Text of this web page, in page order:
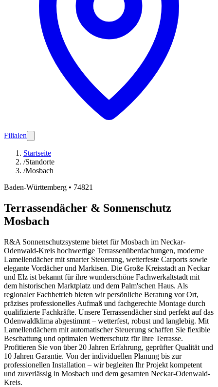
Filialen
Startseite
/Standorte
/Mosbach
Baden-Württemberg • 74821
Terrassendächer & Sonnenschutz
Mosbach
R&A Sonnenschutzsysteme bietet für Mosbach im Neckar-
Odenwald-Kreis hochwertige Terrassenüberdachungen, moderne
Lamellendächer mit smarter Steuerung, wetterfeste Carports sowie
elegante Vordächer und Markisen. Die Große Kreisstadt an Neckar
und Elz ist bekannt für ihre wunderschöne Fachwerkaltstadt mit
dem historischen Marktplatz und dem Palm'schen Haus. Als
regionaler Fachbetrieb bieten wir persönliche Beratung vor Ort,
präzises professionelles Aufmaß und fachgerechte Montage durch
qualifizierte Fachkräfte. Unsere Terrassendächer sind perfekt auf das
Odenwaldklima abgestimmt – wetterfest, robust und langlebig. Mit
Lamellendächern mit automatischer Steuerung schaffen Sie flexible
Beschattung und optimalen Wetterschutz für Ihre Terrasse.
Profitieren Sie von über 20 Jahren Erfahrung, geprüfter Qualität und
10 Jahren Garantie. Von der individuellen Planung bis zur
professionellen Installation – wir begleiten Ihr Projekt kompetent
und zuverlässig in Mosbach und dem gesamten Neckar-Odenwald-
Kreis.